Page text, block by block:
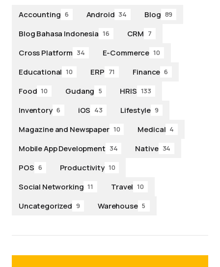
Accounting 6 Android 34 Blog 89
Blog Bahasa Indonesia 16 CRM 7
Cross Platform 34 E-Commerce 10
Educational 10 ERP 71 Finance 6
Food 10 Gudang 5 HRIS 133
Inventory 6 iOS 43 Lifestyle 9
Magazine and Newspaper 10 Medical 4
Mobile App Development 34 Native 34
POS 6 Productivity 10
Social Networking 11 Travel 10
Uncategorized 9 Warehouse 5